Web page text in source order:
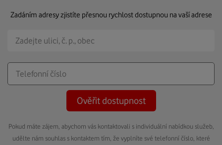
Zadáním adresy zjistíte přesnou rychlost dostupnou na vaší adrese
Ověřit dostupnost
Pokud máte zájem, abychom vás kontaktovali s individuální nabídkou služeb,
udělte nám souhlas s kontaktem tím, že vyplníte své telefonní číslo, které